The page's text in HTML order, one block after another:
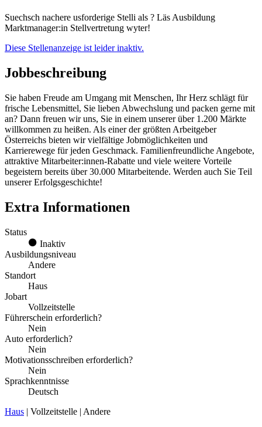
Suechsch nachere usforderige Stelli als ? Läs Ausbildung
Marktmanager:in Stellvertretung wyter!
Diese Stellenanzeige ist leider inaktiv.
Jobbeschreibung
Sie haben Freude am Umgang mit Menschen, Ihr Herz schlägt für
frische Lebensmittel, Sie lieben Abwechslung und packen gerne mit
an? Dann freuen wir uns, Sie in einem unserer über 1.200 Märkte
willkommen zu heißen. Als einer der größten Arbeitgeber
Österreichs bieten wir vielfältige Jobmöglichkeiten und
Karrierewege für jeden Geschmack. Familienfreundliche Angebote,
attraktive Mitarbeiter:innen-Rabatte und viele weitere Vorteile
begeistern bereits über 30.000 Mitarbeitende. Werden auch Sie Teil
unserer Erfolgsgeschichte!
Extra Informationen
Status
Inaktiv
Ausbildungsniveau
Andere
Standort
Haus
Jobart
Vollzeitstelle
Führerschein erforderlich?
Nein
Auto erforderlich?
Nein
Motivationsschreiben erforderlich?
Nein
Sprachkenntnisse
Deutsch
Haus | Vollzeitstelle | Andere